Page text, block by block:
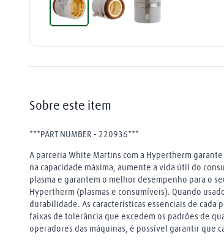
Sobre este item
***PART NUMBER - 220936***
A parceria White Martins com a Hypertherm
na capacidade máxima, aumente a vida útil do
plasma e garantem o melhor desempenho para o
Hypertherm (plasmas e consumíveis). Quando
durabilidade. As características essenciais de cada
faixas de tolerância que excedem os padrões de
operadores das máquinas, é possível garantir que